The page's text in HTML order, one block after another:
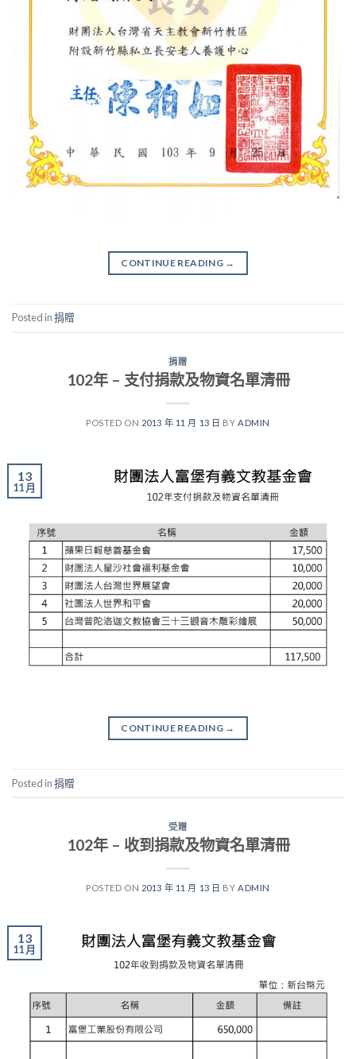
CONTINUE READING →
Posted in捐贈
捐贈
102年 – 支付捐款及物資名單清冊
POSTED ON 2013 年 11 月 13 日 BY ADMIN
13
11 月
CONTINUE READING →
Posted in捐贈
受贈
102年 – 收到捐款及物資名單清冊
POSTED ON 2013 年 11 月 13 日 BY ADMIN
13
11 月